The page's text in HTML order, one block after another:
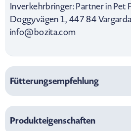
Inverkehrbringer: Partner in Pet
Doggyvägen 1, 447 84
info@bozita.com
Fütterungsempfehlung
Produkteigenschaften